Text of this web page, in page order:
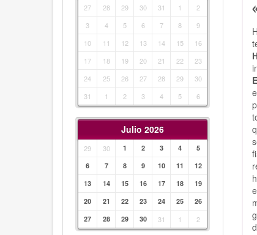
27 28 29 30 31 1
2
3
4 5 6 7 8
9
10
11 12 13 14 15
16
17
18 19 20 21 22
23
24
25 26 27 28 29
30
31
1 2 3 4 5 6
Julio 2026
29 30 1 2 3 4
5
6
7 8 9 10 11
12
13
14 15 16 17 18
19
20
21 22 23 24 25
26
27
28 29 30 31 1 2